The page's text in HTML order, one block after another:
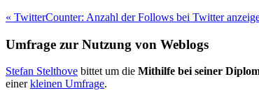
« TwitterCounter: Anzahl der Follows bei Twitter
Umfrage zur Nutzung von Weblogs
Stefan Stelthove bittet um die Mithilfe bei seiner
einerkleinen Umfrage.